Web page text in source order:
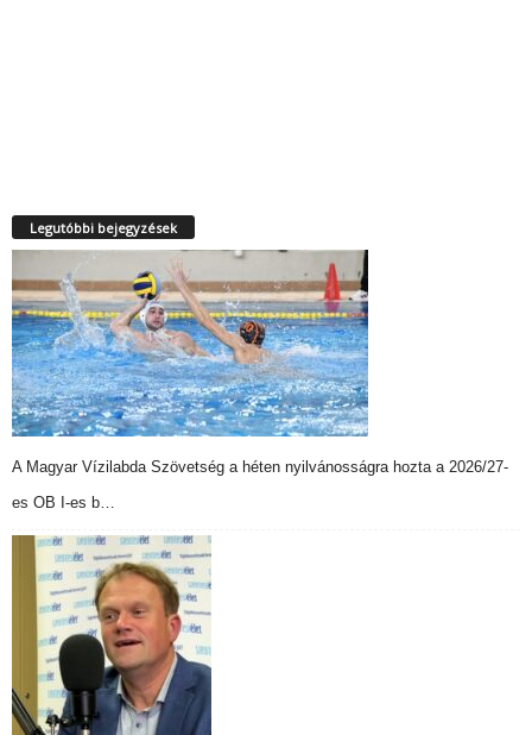
Legutóbbi bejegyzések
A Magyar Vízilabda Szövetség a héten nyilvánosságra hozta a 2026/27-
es OB I-es b…